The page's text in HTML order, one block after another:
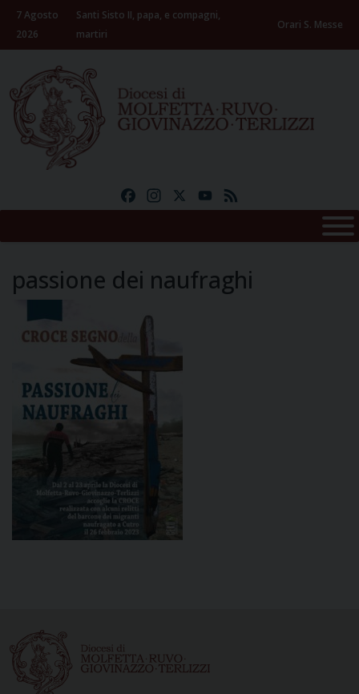
Skip
content
7 Agosto
2026
Santi Sisto II, papa, e compagni,
martiri
Orari S. Messe
FacebookInstagramYouTube
passione dei naufraghi